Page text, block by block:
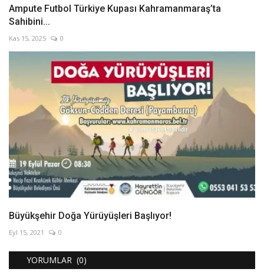
Ampute Futbol Türkiye Kupası Kahramanmaraş’ta
Sahibini...
Kas 15, 2025 0
Büyükşehir Doğa Yürüyüşleri Başlıyor!
Eyl 15, 2021 0
YORUMLAR (0)